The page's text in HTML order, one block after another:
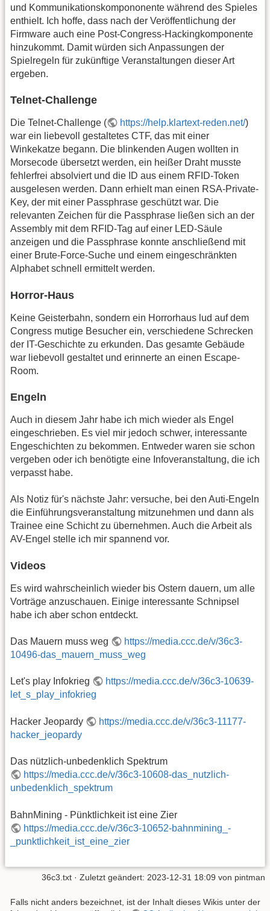
und Kommunikationskompononente während des Spieles
enthielt. Ich hoffe, dass nach der Veröffentlichung der
Firmware auch eine Post-Congress-Hackingkomponente
hinzukommt. Damit würden sich Anpassungen der
Spielregeln für zukünftige Veranstaltungen dieser Art
ergeben.
Telnet-Challenge
Die Telnet-Challenge ( https://help.klartext-reden.net/)
war ein liebevoll gestaltetes CTF, das mit einer
Winkekatze begann. Die blinkenden Augen wollten in
Morsecode übersetzt werden, ein heißer Draht musste
fehlerfrei absolviert und die ID aus einem RFID-Token
ausgelesen werden. Dann erhielt man einen RSA-Private-
Key, der mit einer Passphrase geschützt war. Die
relevanten Zeichen für die Passphrase ließen sich an der
Assembly mit dem RFID-Tag auf einer LED-Säule
anzeigen und die Passphrase konnte anschließend mit
einer Brute-Force-Suche und einem eingeschränkten
Alphabet schnell ermittelt werden.
Horror-Haus
Keine Geisterbahn, sondern ein Horrorhaus lud auf dem
Congress mutige Besucher ein, verschiedene Schrecken
der IT-Geschichte zu erkunden. Das gesamte Gebäude
war liebevoll gestaltet und erinnerte an einen Escape-
Room.
Engeln
Auch in diesem Jahr habe ich mich wieder als Engel
eingeschrieben. Es viel mir jedoch schwer, interessante
Engeschichten zu bekommen. Entweder waren sie schon
vergeben oder ich benötigte eine Infoveranstaltung, die ich
verpasst habe.
Als Notiz für's nächste Jahr: versuche, bei den Auti-Engeln
die Einführungsveranstaltung mitzunehmen und dann als
Trainee eine Schicht zu übernehmen. Auch die Arbeit als
AV-Engel stelle ich mir spannend vor.
Videos
Es wird wahrscheinlich wieder bis Ostern dauern, um alle
Vorträge anzuschauen. Einige interessante Schnipsel
habe ich aber schon entdeckt.
Das Mauern muss weg
https://media.ccc.de/v/36c3-
10496-das_mauern_muss_weg
Let's play Infokrieg
https://media.ccc.de/v/36c3-10639-
let_s_play_infokrieg
Hacker Jeopardy
https://media.ccc.de/v/36c3-11177-
hacker_jeopardy
Das nützlich-unbedenklich Spektrum
https://media.ccc.de/v/36c3-10608-das_nutzlich-
unbedenklich_spektrum
BahnMining - Pünktlichkeit ist eine Zier
https://media.ccc.de/v/36c3-10652-bahnmining_-
_punktlichkeit_ist_eine_zier
36c3.txt · Zuletzt geändert: 2023-12-31 18:09 von pintman
Falls nicht anders bezeichnet, ist der Inhalt dieses Wikis unter der